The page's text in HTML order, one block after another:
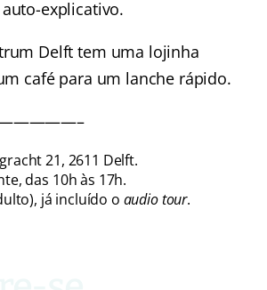
explicativo.
Delft tem uma lojinha
café para um lanche rápido.
21, 2611 Delft.
das 10h às 17h.
já incluído o audio tour.